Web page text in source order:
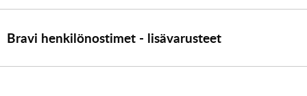
Bravi henkilönostimet - lisävarusteet